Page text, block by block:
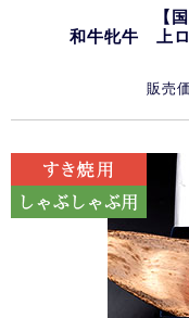
【
和牛牝牛 上ロ
販売